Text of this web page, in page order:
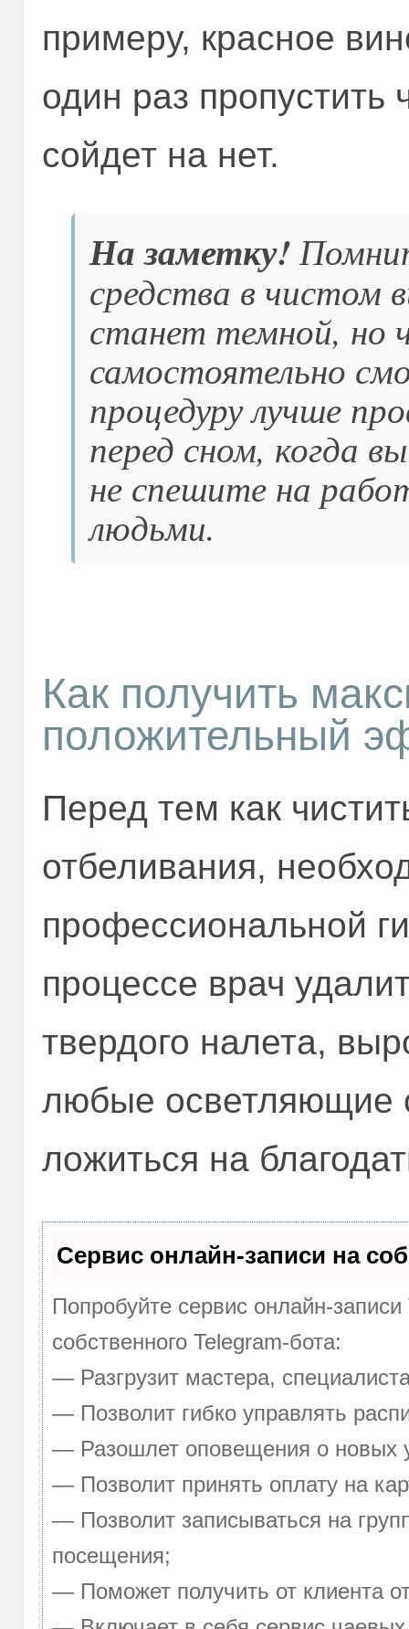
примеру, красное
один раз пропустить
сойдет на нет.
На заметку!
средства в чистом
станет темной, но
самостоятельно
процедуру лучше
перед сном, когда
не спешите на
людьми.
Как получить
положительный
Перед тем как
отбеливания,
профессиональной
процессе врач
твердого налета,
любые осветляющие
ложиться на
Сервис онлайн-записи на
Попробуйте сервис онлайн-
собственного Telegram-бота:
— Разгрузит мастера,
— Позволит гибко управлять
— Разошлет оповещения о новых
— Позволит принять оплату на
— Позволит записываться на
посещения;
— Поможет получить от клиента